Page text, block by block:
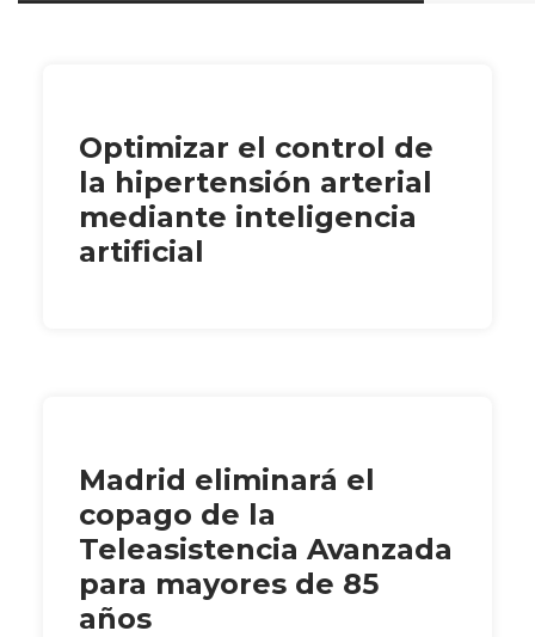
Optimizar el control de
la hipertensión arterial
mediante inteligencia
artificial
Madrid eliminará el
copago de la
Teleasistencia Avanzada
para mayores de 85
años